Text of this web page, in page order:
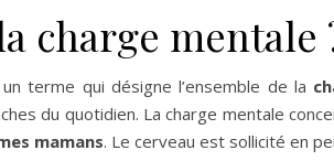
charge mentale
terme qui désigne l’ensemble de la
du quotidien. La charge mentale
mamans. Le cerveau est sollicité en